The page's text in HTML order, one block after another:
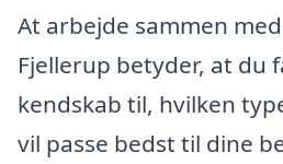
At arbejde sammen
Fjellerup betyder, at du
kendskab til, hvilken
vil passe bedst til dine